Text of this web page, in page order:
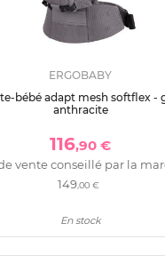
ERGOBABY
bébé adapt mesh softflex -
anthracite
116,90 €
vente conseillé par la
149,00 €
En stock